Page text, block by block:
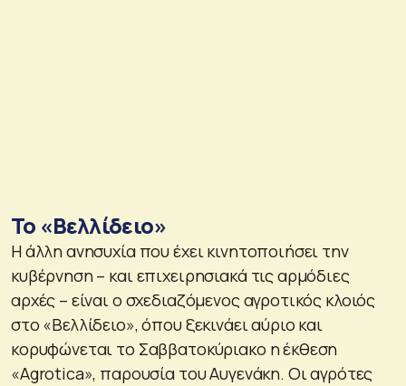
Το «Βελλίδειο»
Η άλλη ανησυχία που έχει κινητοποιήσει την
κυβέρνηση – και επιχειρησιακά τις αρμόδιες
αρχές – είναι ο σχεδιαζόμενος αγροτικός κλοιός
στο «Βελλίδειο», όπου ξεκινάει αύριο και
κορυφώνεται το Σαββατοκύριακο η έκθεση
«Agrotica», παρουσία του Αυγενάκη. Οι αγρότες